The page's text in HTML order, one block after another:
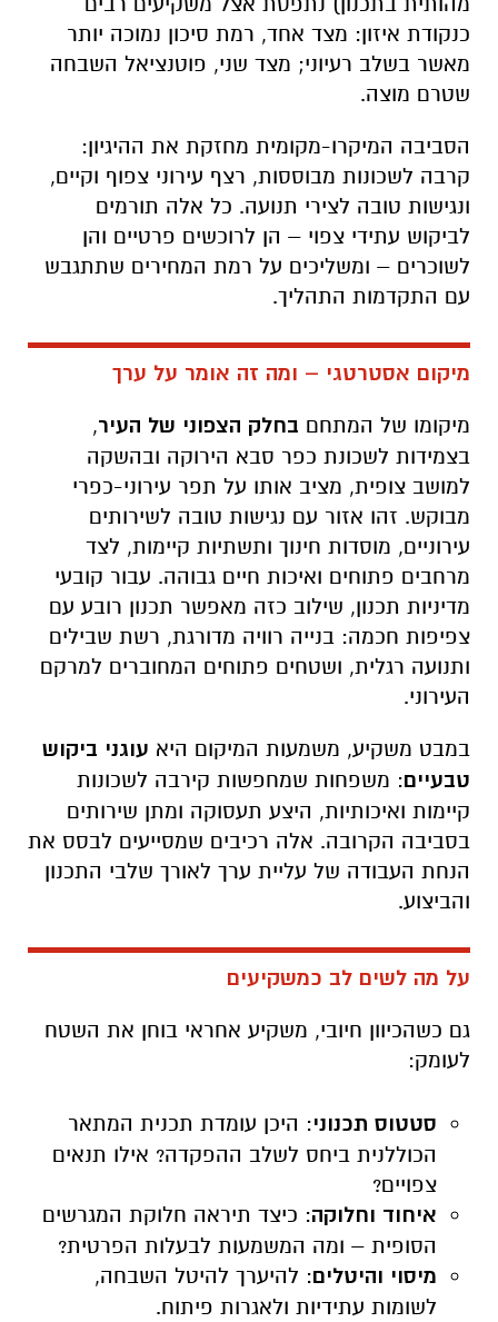
כנקודת איזון: מצד אחד, רמת סיכון נמוכה יותר
מאשר בשלב רעיוני; מצד שני, פוטנציאל השבחה
שטרם מוצה.
הסביבה המיקרו-מקומית מחזקת את ההיגיון:
קרבה לשכונות מבוססות, רצף עירוני צפוף וקיים,
ונגישות טובה לצירי תנועה. כל אלה תורמים
לביקוש עתידי צפוי – הן לרוכשים פרטיים והן
לשוכרים – ומשליכים על רמת המחירים שתתגבש
עם התקדמות התהליך.
מיקום אסטרטגי – ומה זה אומר על ערך
מיקומו של המתחם בחלק הצפוני של העיר,
בצמידות לשכונת כפר סבא הירוקה ובהשקה
למושב צופית, מציב אותו על תפר עירוני-כפרי
מבוקש. זהו אזור עם נגישות טובה לשירותים
עירוניים, מוסדות חינוך ותשתיות קיימות, לצד
מרחבים פתוחים ואיכות חיים גבוהה. עבור קובעי
מדיניות תכנון, שילוב כזה מאפשר תכנון רובע עם
צפיפות חכמה: בנייה רוויה מדורגת, רשת שבילים
ותנועה רגלית, ושטחים פתוחים המחוברים למרקם
העירוני.
במבט משקיע, משמעות המיקום היא עוגני ביקוש
טבעיים: משפחות שמחפשות קירבה לשכונות
קיימות ואיכותיות, היצע תעסוקה ומתן שירותים
בסביבה הקרובה. אלה רכיבים שמסייעים לבסס את
הנחת העבודה של עליית ערך לאורך שלבי התכנון
והביצוע.
על מה לשים לב כמשקיעים
גם כשהכיוון חיובי, משקיע אחראי בוחן את השטח
לעומק:
סטטוס תכנוני: היכן עומדת תכנית המתאר
הכוללנית ביחס לשלב ההפקדה? אילו תנאים
צפויים?
איחוד וחלוקה: כיצד תיראה חלוקת המגרשים
הסופית – ומה המשמעות לבעלות הפרטית?
מיסוי והיטלים: להיערך להיטל השבחה,
לשומות עתידיות ולאגרות פיתוח.